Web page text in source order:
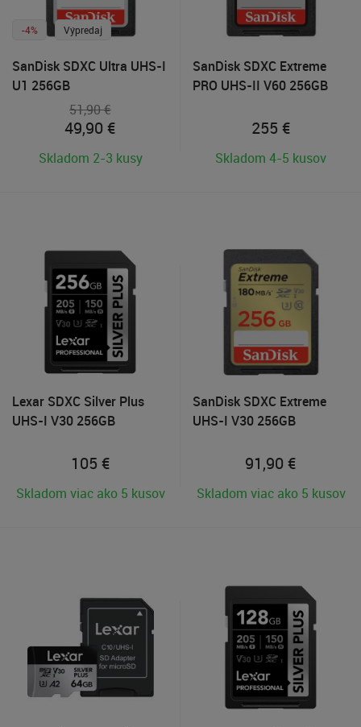
-4% Výpredaj
SanDisk SDXC Ultra UHS-I
U1 256GB
51,90 €
49,90 €
Skladom 2-3 kusy
SanDisk SDXC Extreme
PRO UHS-II V60 256GB
255 €
Skladom 4-5 kusov
Lexar SDXC Silver Plus
UHS-I V30 256GB
105 €
Skladom viac ako 5 kusov
SanDisk SDXC Extreme
UHS-I V30 256GB
91,90 €
Skladom viac ako 5 kusov